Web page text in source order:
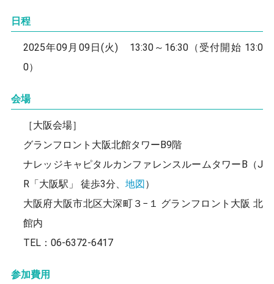
日程
2025年09月09日(火) 13:30～16:30（受付開始 13:0
0）
会場
［大阪会場］
グランフロント大阪北館タワーB9階
ナレッジキャピタルカンファレンスルームタワーB（J
R「大阪駅」 徒歩3分、 地図）
大阪府大阪市北区大深町３−１ グランフロント大阪 北
館内
TEL：06-6372-6417
参加費用